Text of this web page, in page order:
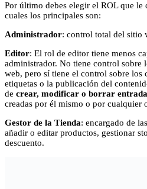
Por último debes elegir el ROL que le
cuales los principales son:
Administrador: control total del sitio
Editor: El rol de editor tiene menos
administrador. No tiene control sobre
web, pero sí tiene el control sobre los
etiquetas o la publicación del
de crear, modificar o borrar
creadas por él mismo o por cualquier
Gestor de la Tienda: encargado de
añadir o editar productos, gestionar
descuento.